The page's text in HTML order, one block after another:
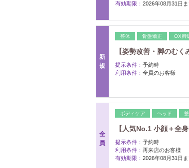
有効期限： 2026年08月31日
新
規
整体 骨盤矯正 OX脚
【姿勢改善・脚のむ
提示条件： 予約時
利用条件： 全員のお客様
全
員
ボディケア ヘッド
【人気No.1 小顔＋全
提示条件： 予約時
利用条件： 再来店のお客様
有効期限： 2026年08月31日